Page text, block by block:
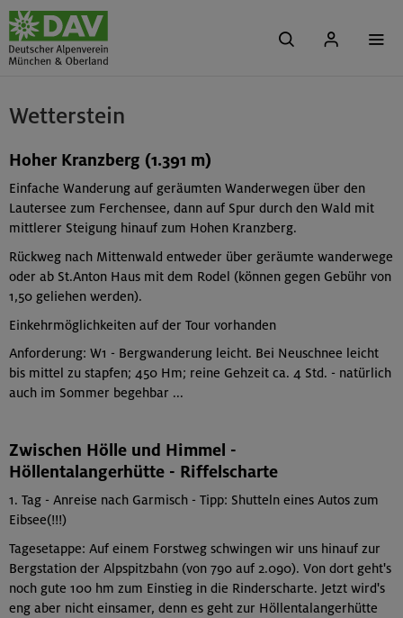
Wetterstein
Hoher Kranzberg (1.391 m)
Einfache Wanderung auf geräumten Wanderwegen über den
Lautersee zum Ferchensee, dann auf Spur durch den Wald mit
mittlerer Steigung hinauf zum Hohen Kranzberg.
Rückweg nach Mittenwald entweder über geräumte wanderwege
oder ab St.Anton Haus mit dem Rodel (können gegen Gebühr von
1,50 geliehen werden).
Einkehrmöglichkeiten auf der Tour vorhanden
Anforderung: W1 - Bergwanderung leicht. Bei Neuschnee leicht
bis mittel zu stapfen; 450 Hm; reine Gehzeit ca. 4 Std. - natürlich
auch im Sommer begehbar ...
Zwischen Hölle und Himmel -
Höllentalangerhütte - Riffelscharte
1. Tag - Anreise nach Garmisch - Tipp: Shutteln eines Autos zum
Eibsee(!!!)
Tagesetappe: Auf einem Forstweg schwingen wir uns hinauf zur
Bergstation der Alpspitzbahn (von 790 auf 2.090). Von dort geht's
noch gute 100 hm zum Einstieg in die Rinderscharte. Jetzt wird's
eng aber nicht einsamer, denn es geht zur Höllentalangerhütte